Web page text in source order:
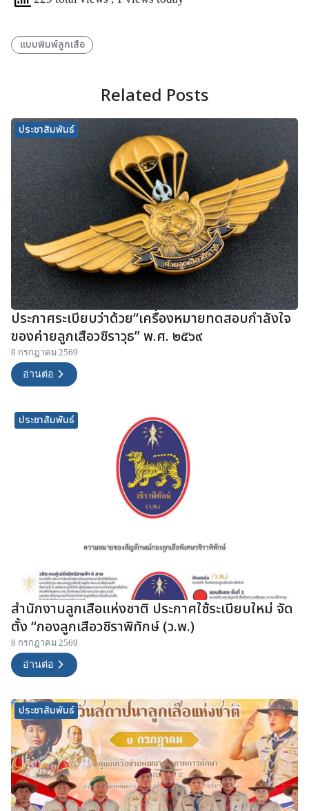
แบบพิมพ์ลูกเสือ
Related Posts
ประชาสัมพันธ์
ประกาศระเบียบว่าด้วย“เครื่องหมายทดสอบกำลังใจ
ของค่ายลูกเสือวชิราวุธ” พ.ศ. ๒๕๖๙
8 กรกฎาคม 2569
อ่านต่อ
ประชาสัมพันธ์
สำนักงานลูกเสือแห่งชาติ ประกาศใช้ระเบียบใหม่ จัด
ตั้ง “กองลูกเสือวชิราพิทักษ์ (ว.พ.)
8 กรกฎาคม 2569
อ่านต่อ
ประชาสัมพันธ์